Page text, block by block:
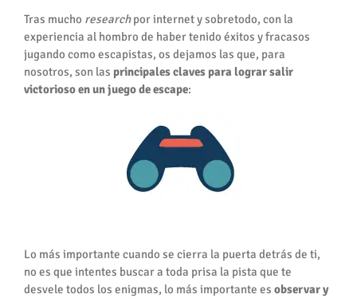
Tras mucho researchpor internet y sobretodo, con la
experiencia al hombro de haber tenido éxitos y fracasos
jugando como escapistas, os dejamos las que, para
nosotros, son las principales claves para lograr salir
victorioso en un juego de escape:
Lo más importante cuando se cierra la puerta detrás de ti,
no es que intentes buscar a toda prisa la pista que te
desvele todos los enigmas, lo más importante es observar y